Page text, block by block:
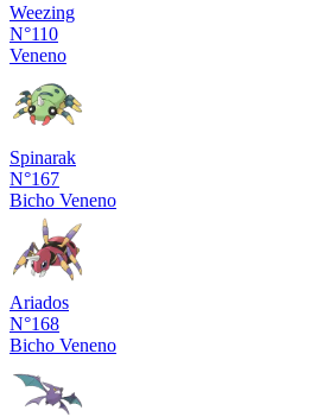
Weezing
N°110
Veneno
Spinarak
N°167
Bicho Veneno
Ariados
N°168
Bicho Veneno